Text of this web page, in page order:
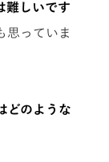
難しいです
思っていま
どのような